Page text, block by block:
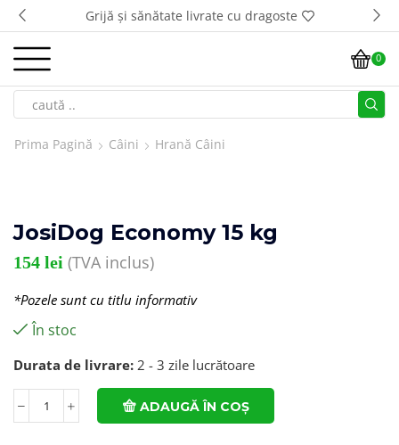
Grijă și sănătate livrate cu dragoste
0
Prima Pagină Câini Hrană Câini
JosiDog Economy 15 kg
154 lei (TVA inclus)
*Pozele sunt cu titlu informativ
În stoc
Durata de livrare: 2 - 3 zile lucrătoare
ADAUGĂ ÎN COȘ